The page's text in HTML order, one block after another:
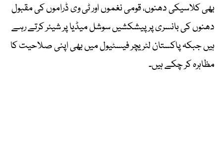
بھی کلاسیکی دھنوں، قومی نغموں اور ٹی وی ڈراموں کی مقبول
دھنوں کی بانسری پر پیشکشیں سوشل میڈیا پر شیئر کرتے رہے
ہیں جبکہ پاکستان لٹریچر فیسٹیول میں بھی اپنی صلاحیت کا
مظاہرہ کر چکے ہیں۔